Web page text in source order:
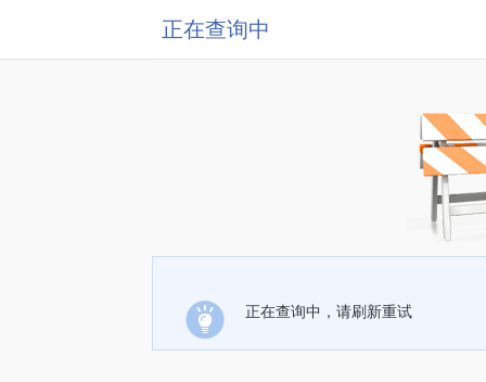
正在查询中
正在查询中，请刷新重试